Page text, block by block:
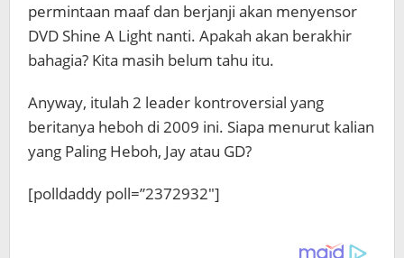
permintaan maaf dan berjanji akan menyensor
DVD Shine A Light nanti. Apakah akan berakhir
bahagia? Kita masih belum tahu itu.
Anyway, itulah 2 leader kontroversial yang
beritanya heboh di 2009 ini. Siapa menurut kalian
yang Paling Heboh, Jay atau GD?
[polldaddy poll=”2372932″]